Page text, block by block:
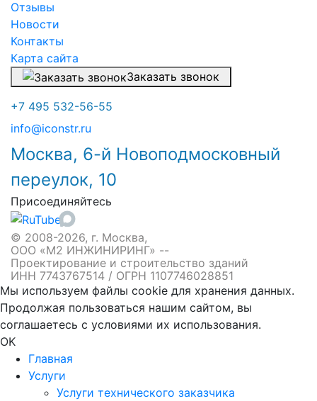
Отзывы
Новости
Контакты
Карта сайта
Заказать звонок
+7 495 532-56-55
info@iconstr.ru
Москва, 6-й Новоподмосковный
переулок, 10
Присоединяйтесь
© 2008-2026, г. Москва,
ООО «М2 ИНЖИНИРИНГ» --
Проектирование и строительство зданий
ИНН 7743767514 / ОГРН 1107746028851
Мы используем файлы cookie для хранения данных.
Продолжая пользоваться нашим сайтом, вы
соглашаетесь с условиями их использования.
OK
Главная
Услуги
Услуги технического заказчика